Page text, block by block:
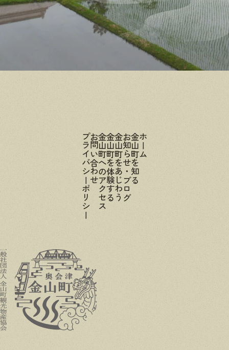
ホーム
金山町を知る
お知らせ・ブログ
金山町をあじわう
金山町を体験する
金山町へのアクセス
お問い合わせ
プライバシーポリシー